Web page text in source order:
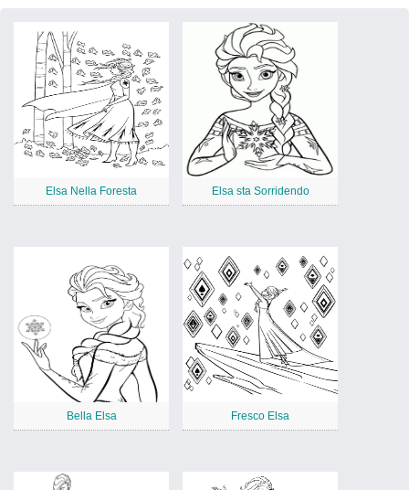
Elsa Nella Foresta Elsa sta Sorridendo
Bella Elsa Fresco Elsa